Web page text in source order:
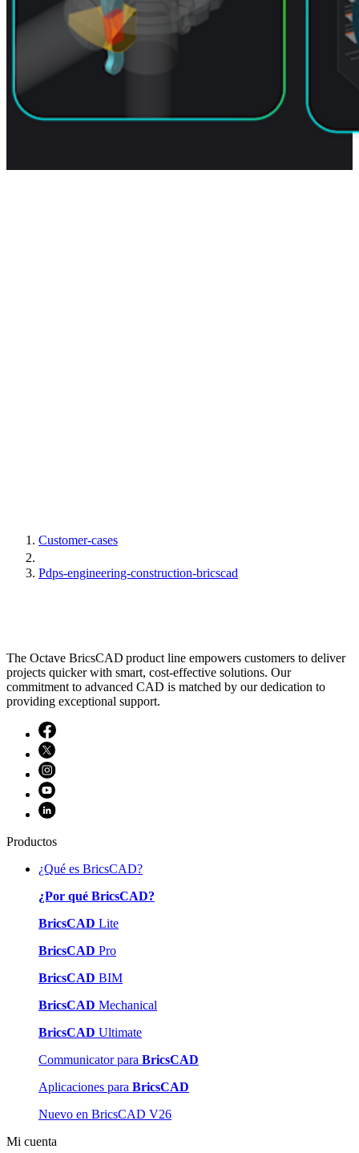
Customer-cases
Pdps-engineering-construction-bricscad
The Octave BricsCAD product line empowers customers to deliver
projects quicker with smart, cost-effective solutions. Our
commitment to advanced CAD is matched by our dedication to
providing exceptional support.
Productos
¿Qué es BricsCAD?
¿Por qué BricsCAD?
BricsCAD Lite
BricsCAD Pro
BricsCAD BIM
BricsCAD Mechanical
BricsCAD Ultimate
Communicator para BricsCAD
Aplicaciones para BricsCAD
Nuevo en BricsCAD V26
Mi cuenta